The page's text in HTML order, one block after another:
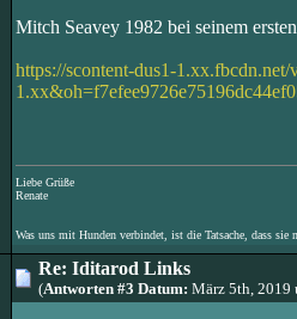
Mitch Seavey 1982 bei seinem
https://scontent-dus1-
Liebe Grüße
Renate
Was uns mit Hunden verbindet, ist die Tatsache, dass sie
Re: Iditarod Links
(Antworten #3 Datum: März 5th, 2019